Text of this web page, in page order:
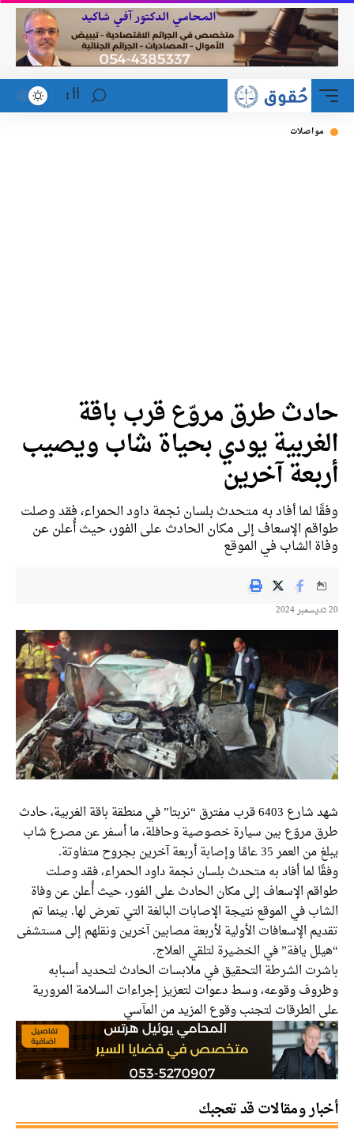
أأ
مواصلات
حادث طرق مروّع قرب باقة
الغربية يودي بحياة شاب ويصيب
أربعة آخرين
وفقًا لما أفاد به متحدث بلسان نجمة داود الحمراء، فقد وصلت
طواقم الإسعاف إلى مكان الحادث على الفور، حيث أُعلن عن
وفاة الشاب في الموقع
20 בديسمبر 2024
شهد شارع 6403 قرب مفترق “نربتا” في منطقة باقة الغربية، حادث
طرق مروّع بين سيارة خصوصية وحافلة، ما أسفر عن مصرع شاب
يبلغ من العمر 35 عامًا وإصابة أربعة آخرين بجروح متفاوتة.
وفقًا لما أفاد به متحدث بلسان نجمة داود الحمراء، فقد وصلت
طواقم الإسعاف إلى مكان الحادث على الفور، حيث أُعلن عن وفاة
الشاب في الموقع نتيجة الإصابات البالغة التي تعرض لها. بينما تم
تقديم الإسعافات الأولية لأربعة مصابين آخرين ونقلهم إلى مستشفى
“هيلل يافة” في الخضيرة لتلقي العلاج.
باشرت الشرطة التحقيق في ملابسات الحادث لتحديد أسبابه
وظروف وقوعه، وسط دعوات لتعزيز إجراءات السلامة المرورية
على الطرقات لتجنب وقوع المزيد من المآسي
أخبار ومقالات قد تعجبك